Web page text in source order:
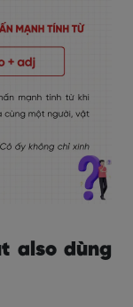
also dùng